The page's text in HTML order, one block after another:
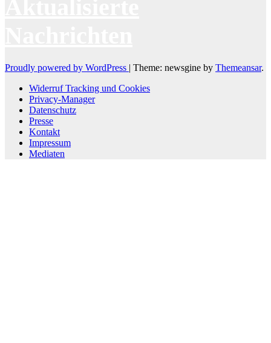
Proudly powered by WordPress | Theme: newsgine by Themeansar.
Widerruf Tracking und Cookies
Privacy-Manager
Datenschutz
Presse
Kontakt
Impressum
Mediaten